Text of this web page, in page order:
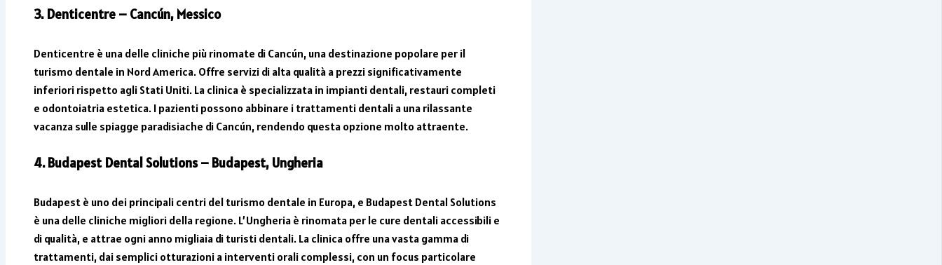
3. Denticentre – Cancún, Messico
Denticentre è una delle cliniche più rinomate di Cancún, una destinazione popolare per il
turismo dentale in Nord America. Offre servizi di alta qualità a prezzi significativamente
inferiori rispetto agli Stati Uniti. La clinica è specializzata in impianti dentali, restauri completi
e odontoiatria estetica. I pazienti possono abbinare i trattamenti dentali a una rilassante
vacanza sulle spiagge paradisiache di Cancún, rendendo questa opzione molto attraente.
4. Budapest Dental Solutions – Budapest, Ungheria
Budapest è uno dei principali centri del turismo dentale in Europa, e Budapest Dental Solutions
è una delle cliniche migliori della regione. L’Ungheria è rinomata per le cure dentali accessibili e
di qualità, e attrae ogni anno migliaia di turisti dentali. La clinica offre una vasta gamma di
trattamenti, dai semplici otturazioni a interventi orali complessi, con un focus particolare